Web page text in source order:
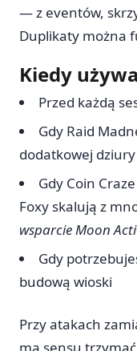
— z eventów,
Duplikaty można
Kiedy
Przed każdą
Gdy Raid
dodatkowej
Gdy Coin
Foxy skalują z
wsparcie Moon
Gdy
budową wioski
Przy atakach